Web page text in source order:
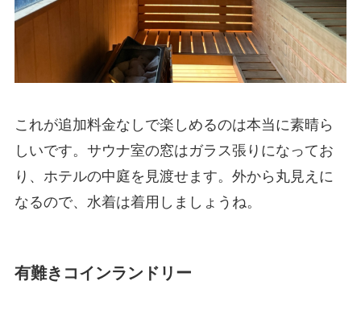
これが追加料金なしで楽しめるのは本当に素晴ら
しいです。サウナ室の窓はガラス張りになってお
り、ホテルの中庭を見渡せます。外から丸見えに
なるので、水着は着用しましょうね。
有難きコインランドリー